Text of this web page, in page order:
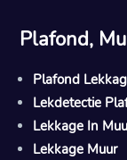
Plafond,
Plafond
Lekdetectie
Lekkage In
Lekkage Muur